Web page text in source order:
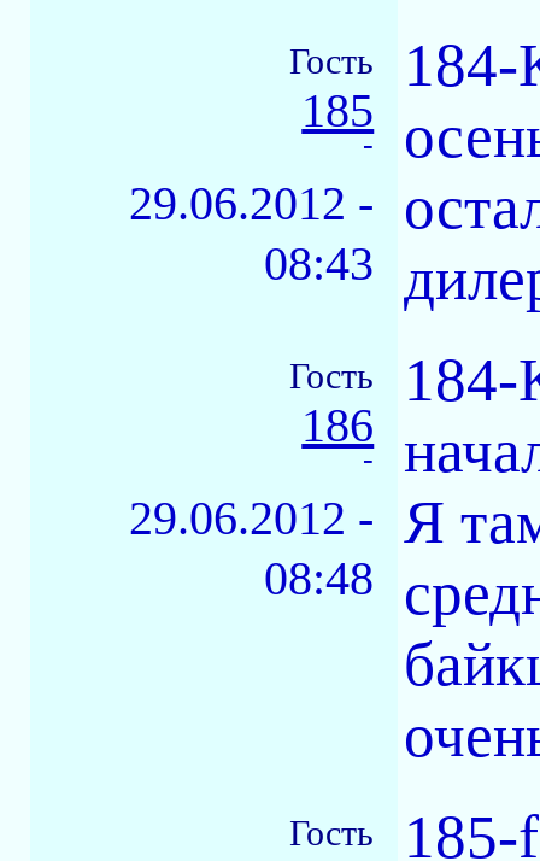
Гость
185
-
29.06.2012 -
08:43
184-
Гость
186
-
29.06.2012 -
08:48
184-
Я
Гость